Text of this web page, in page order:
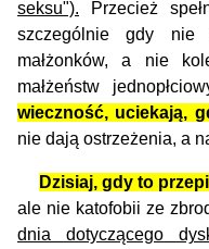
seksu"). Przecież
szczególnie gdy nie
małżonków, a nie
małżeństw
wieczność, uciekają,
nie dają ostrzeżenia, a
Dzisiaj, gdy to
ale nie katofobii ze
dnia dotyczącego